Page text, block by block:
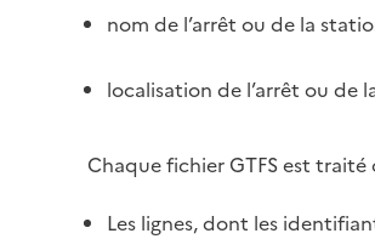
nom de l’arrêt ou de la
localisation de l’arrêt ou de
Chaque fichier GTFS est traité
Les lignes, dont les